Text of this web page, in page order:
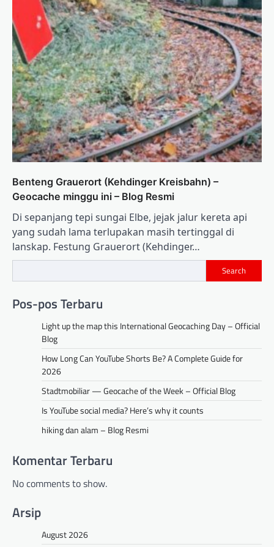
Benteng Grauerort (Kehdinger Kreisbahn) –
Geocache minggu ini – Blog Resmi
Di sepanjang tepi sungai Elbe, jejak jalur kereta api
yang sudah lama terlupakan masih tertinggal di
lanskap. Festung Grauerort (Kehdinger…
Search
Pos-pos Terbaru
Light up the map this International Geocaching Day – Official
Blog
How Long Can YouTube Shorts Be? A Complete Guide for
2026
Stadtmobiliar — Geocache of the Week – Official Blog
Is YouTube social media? Here’s why it counts
hiking dan alam – Blog Resmi
Komentar Terbaru
No comments to show.
Arsip
August 2026